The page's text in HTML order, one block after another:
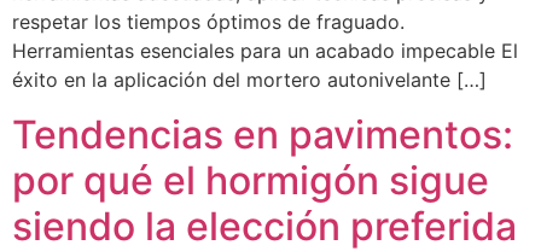
respetar los tiempos óptimos de fraguado.
Herramientas esenciales para un acabado impecable El
éxito en la aplicación del mortero autonivelante […]
Tendencias en pavimentos:
por qué el hormigón sigue
siendo la elección preferida